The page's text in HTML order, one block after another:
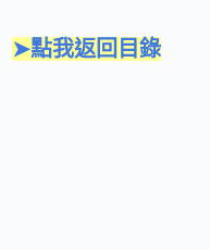
➤點我返回目錄